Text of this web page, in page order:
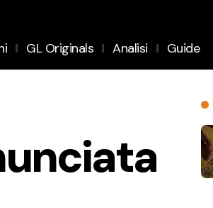
GL Originals Analisi Guide